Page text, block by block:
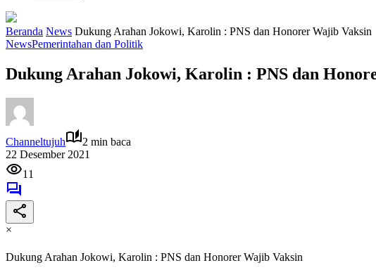
Beranda News Dukung Arahan Jokowi, Karolin : PNS dan Honorer Wajib Vaksin
NewsPemerintahan dan Politik
Dukung Arahan Jokowi, Karolin : PNS dan
Channeltujuh
2 min baca
22 Desember 2021
11
×
Dukung Arahan Jokowi, Karolin : PNS dan Honorer Wajib Vaksin